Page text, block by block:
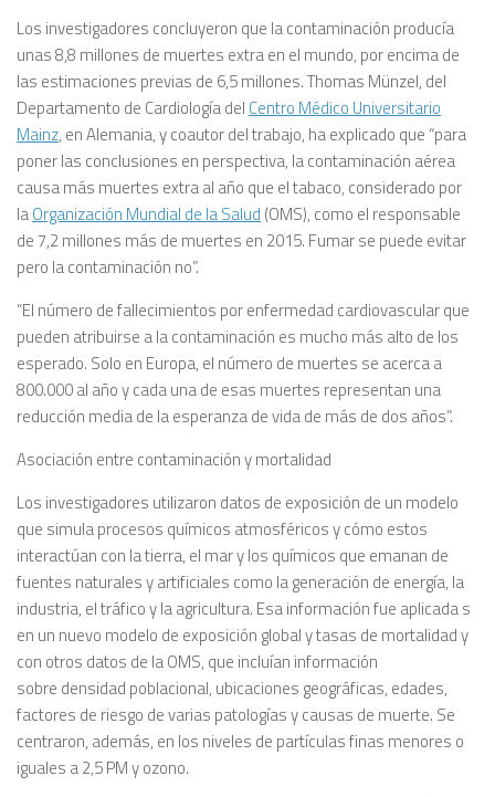
Los investigadores concluyeron que la contaminación producía
unas 8,8 millones de muertes extra en el mundo, por encima de
las estimaciones previas de 6,5 millones. Thomas Münzel, del
Departamento de Cardiología del Centro Médico Universitario
Mainz, en Alemania, y coautor del trabajo, ha explicado que “para
poner las conclusiones en perspectiva, la contaminación aérea
causa más muertes extra al año que el tabaco, considerado por
laOrganización Mundial de la Salud (OMS), como el responsable
de 7,2 millones más de muertes en 2015. Fumar se puede evitar
pero la contaminación no”.
“El número de fallecimientos por enfermedad cardiovascular que
pueden atribuirse a la contaminación es mucho más alto de los
esperado. Solo en Europa, el número de muertes se acerca a
800.000 al año y cada una de esas muertes representan una
reducción media de la esperanza de vida de más de dos años”.
Asociación entre contaminación y mortalidad
Los investigadores utilizaron datos de exposición de un modelo
que simula procesos químicos atmosféricos y cómo estos
interactúan con la tierra, el mar y los químicos que emanan de
fuentes naturales y artificiales como la generación de energía, la
industria, el tráfico y la agricultura. Esa información fue aplicada s
en un nuevo modelo de exposición global y tasas de mortalidad y
con otros datos de la OMS, que incluían información
sobre densidad poblacional, ubicaciones geográficas, edades,
factores de riesgo de varias patologías y causas de muerte. Se
centraron, además, en los niveles de partículas finas menores o
iguales a 2,5 PM y ozono.